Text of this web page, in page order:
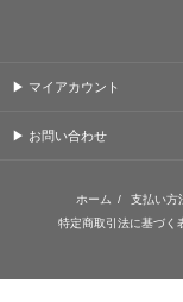
▶ マイアカウント
▶ お問い合わせ
ホーム / 支払い方
特定商取引法に基づく